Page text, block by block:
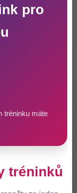
pro
tréninku máte
tréninků